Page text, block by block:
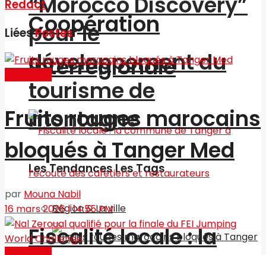
pour le
développement du
tourisme de
montagne
Les Tendances Les Tags
Région & La ville
Coopération
interrégionale
Fiscalité locale : la
Redact
LiéesPostes
Fruits rouges marocains
bloqués à Tanger Med
par Mouna Nabil
16 mars 2026 | 14:55 PM